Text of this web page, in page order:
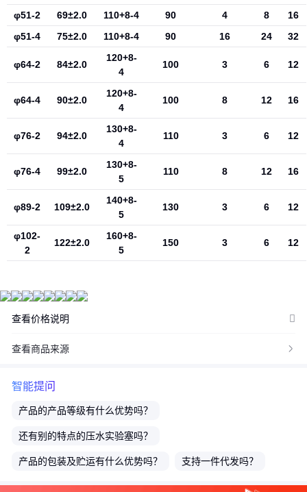
φ51-2 69±2.0 110+8-4 90 4 8
16
φ51-4
75±2.0 110+8-4 90 16 24 32
φ64-2 84±2.0
120+8-
4
100 3 6 12
φ64-4 90±2.0
120+8-
4
100 8 12 16
φ76-2 94±2.0
130+8-
4
110 3 6 12
φ76-4 99±2.0
130+8-
5
110 8 12 16
φ89-2 109±2.0
140+8-
5
130 3 6 12
φ102-
2
122±2.0
160+8-
5
150 3 6 12
查看价格说明
价格：商品在爱采购的展示标价，具体的成交价格可能因商品参加
活动等情况发生变化，也可能随着购买数量不同或所选规格不同而
发生变化，如用户与商家线下达成协议，以线下协议的结算价格为
准，如用户在爱采购上完成线上购买，则最终以订单结算页价格为
准。
抢购价：商品参与营销活动的活动价格，也可能随着购买数量不同
或所选规格不同而发生变化，最终以订单结算页价格为准。
特别提示：商品详情页中（含主图）以文字或者图片形式标注的抢
单结算页价格为准或者是您与商家联系后协商达成的实际成交价格
为准；如您发现活动商品价格或活动信息有异常，建议购买前先咨
询商家。
查看商品来源 
智能提问
产品的产品等级有什么优势吗？
还有别的特点的压水实验塞吗？
产品的包装及贮运有什么优势吗？ 支持一件代发吗？
可以定制吗？ 有现货吗？ 货期多久？多久能发货？